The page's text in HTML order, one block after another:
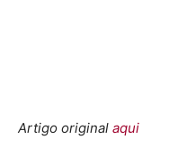
Artigo original aqui